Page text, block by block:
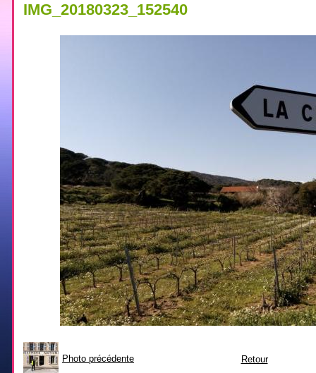
IMG_20180323_152540
Photo précédente Retour